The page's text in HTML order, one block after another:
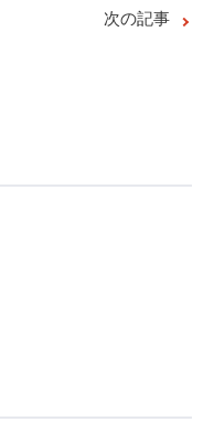
次の記事